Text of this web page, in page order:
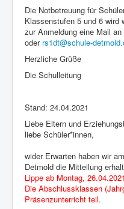
Die Notbetreuung für
Klassenstufen 5 und 6 wird
zur Anmeldung eine Mail an
oder rs1dt@schule-
Herzliche Grüße
Die Schulleitung
Stand: 24.04.2021
Liebe Eltern und
liebe Schüler*innen,
wider Erwarten haben wir
Detmold die Mitteilung
Lippe ab Montag,
Die Abschlussklassen
Präsenzunterricht teil.